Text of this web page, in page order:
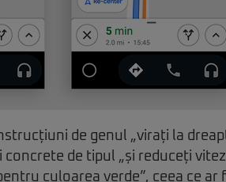
de genul „virați la
concrete de tipul „și reduceți
culoarea verde”, ceea ce